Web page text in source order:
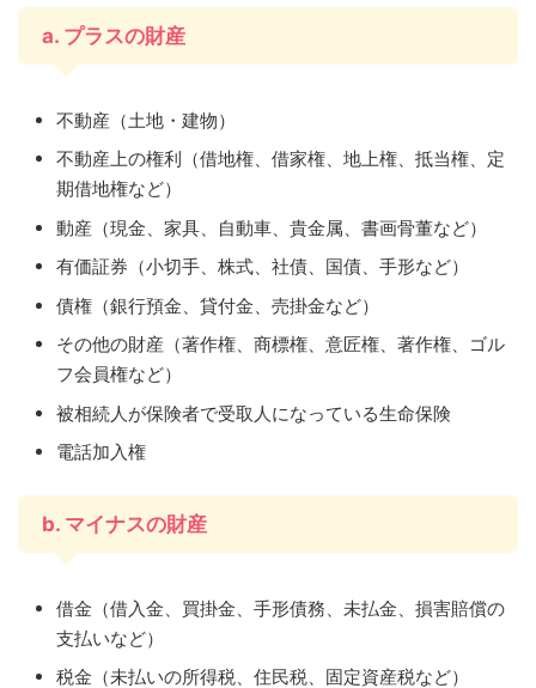
a. プラスの財産
不動産（土地・建物）
不動産上の権利（借地権、借家権、地上権、抵当権、定
期借地権など）
動産（現金、家具、自動車、貴金属、書画骨董など）
有価証券（小切手、株式、社債、国債、手形など）
債権（銀行預金、貸付金、売掛金など）
その他の財産（著作権、商標権、意匠権、著作権、ゴル
フ会員権など）
被相続人が保険者で受取人になっている生命保険
電話加入権
b. マイナスの財産
借金（借入金、買掛金、手形債務、未払金、損害賠償の
支払いなど）
税金（未払いの所得税、住民税、固定資産税など）